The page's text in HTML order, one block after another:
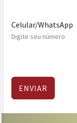
Celular/WhatsApp
Digite seu número
ENVIAR